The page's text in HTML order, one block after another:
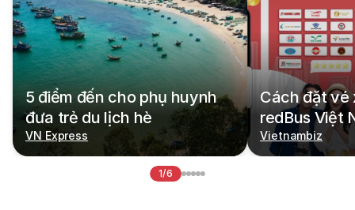
5 điểm đến cho phụ huynh
đưa trẻ du lịch hè
VN Express
Cách đặt vé
redBus Việt
Vietnambiz
1/6